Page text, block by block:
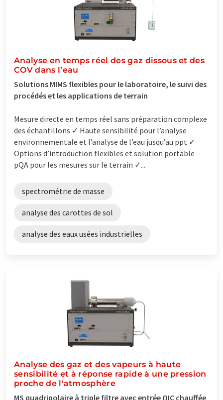
Analyse en temps réel des gaz dissous et des
COV dans l’eau
Solutions MIMS flexibles pour le laboratoire, le suivi des
procédés et les applications de terrain
Mesure directe en temps réel sans préparation complexe
des échantillons ✓ Haute sensibilité pour l’analyse
environnementale et l’analyse de l’eau jusqu’au ppt ✓
Options d’introduction flexibles et solution portable
pQA pour les mesures sur le terrain ✓...
spectrométrie de masse
analyse des carottes de sol
analyse des eaux usées industrielles
Analyse des gaz et des vapeurs à haute
sensibilité et à réponse rapide à une pression
proche de l'atmosphère
MS quadripolaire à triple filtre avec entrée QIC chauffée